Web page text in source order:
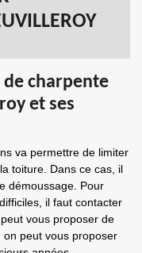
charpente
et ses
va permettre de limiter
toiture. Dans ce cas, il
démoussage. Pour
il faut contacter
vous proposer de
on peut vous proposer